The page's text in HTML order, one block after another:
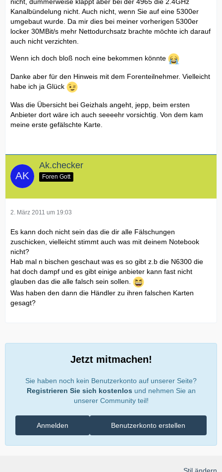
Kanalbündelung nicht. Auch nicht, wenn Sie auf eine 5300er
umgebaut wurde. Da mir dies bei meiner vorherigen 5300er
locker 30MBit/s mehr Nettodurchsatz brachte möchte ich darauf
auch nicht verzichten.
Wenn ich doch bloß noch eine bekommen könnte
Danke aber für den Hinweis mit dem Forenteilnehmer. Vielleicht
habe ich ja Glück
Was die Übersicht bei Geizhals angeht, jepp, beim ersten
Anbieter dort wäre ich auch seeeehr vorsichtig. Von dem kam
meine erste gefälschte Karte.
Ak.checker
Foren Gott
2. März 2011 um 19:03
Es kann doch nicht sein das die dir alle Fälschungen
zuschicken, vielleicht stimmt auch was mit deinem Notebook
nicht?
Hab mal n bischen geschaut was es so gibt z.b die N6300 die
hat doch dampf und es gibt einige anbieter kann fast nicht
glauben das die alle falsch sein sollen.
Was haben den dann die Händler zu ihren falschen Karten
gesagt?
Jetzt mitmachen!
Sie haben noch kein Benutzerkonto auf unserer Seite?
Registrieren Sie sich kostenlos und nehmen Sie an
unserer Community teil!
Benutzerkonto erstellen
Anmelden